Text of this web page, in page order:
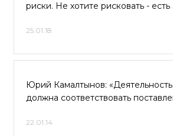
риски. Не хотите рисковать -
25.01.18
Юрий Камалтынов:
должна соответствовать
22.01.14